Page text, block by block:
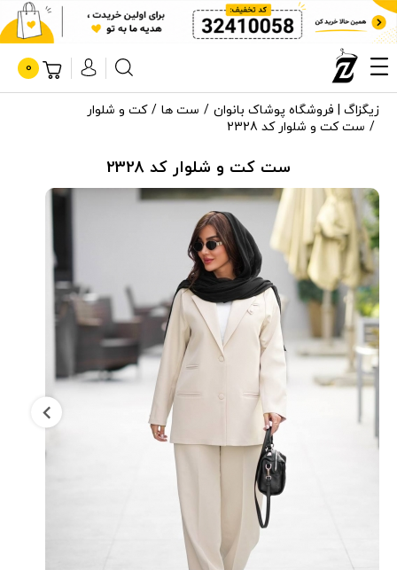
0
زیگزاگ | فروشگاه پوشاک بانوان ست ها
کت و شلوار
ست کت و شلوار کد 2328
ست کت و شلوار کد 2328